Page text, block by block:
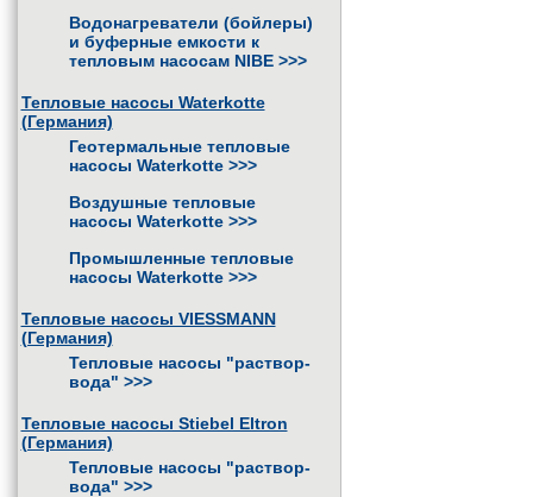
Водонагреватели (бойлеры)
и буферные емкости к
тепловым насосам NIBE >>>
Тепловые насосы Waterkotte
(Германия)
Геотермальные тепловые
насосы Waterkotte >>>
Воздушные тепловые
насосы Waterkotte >>>
Промышленные тепловые
насосы Waterkotte >>>
Тепловые насосы VIESSMANN
(Германия)
Тепловые насосы "раствор-
вода" >>>
Тепловые насосы Stiebel Eltron
(Германия)
Тепловые насосы "раствор-
вода" >>>